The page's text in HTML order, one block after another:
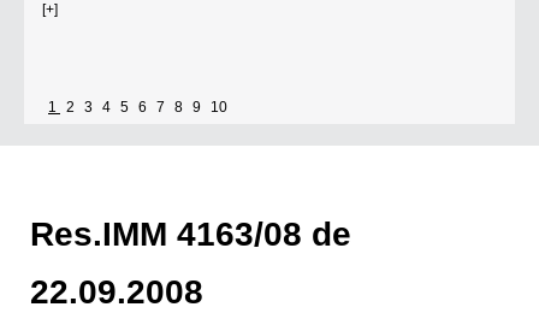
[+]
1 2 3 4 5 6 7 8 9 10
Res.IMM 4163/08 de
22.09.2008